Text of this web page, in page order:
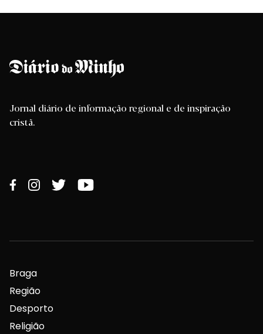
Jornal diário de informação regional e de inspiração
cristã.
Braga
Região
Desporto
Religião